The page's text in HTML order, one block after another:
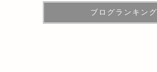
ブログランキング